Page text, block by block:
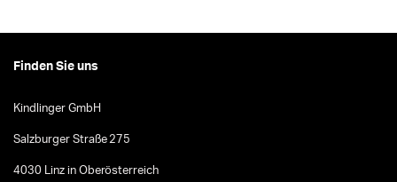
Finden Sie uns
Kindlinger GmbH
Salzburger Straße 275
4030 Linz in Oberösterreich